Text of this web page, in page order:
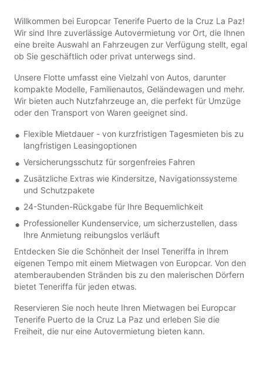
Willkommen bei Europcar Tenerife Puerto de la Cruz La Paz!
Wir sind Ihre zuverlässige Autovermietung vor Ort, die Ihnen
eine breite Auswahl an Fahrzeugen zur Verfügung stellt, egal
ob Sie geschäftlich oder privat unterwegs sind.
Unsere Flotte umfasst eine Vielzahl von Autos, darunter
kompakte Modelle, Familienautos, Geländewagen und mehr.
Wir bieten auch Nutzfahrzeuge an, die perfekt für Umzüge
oder den Transport von Waren geeignet sind.
Flexible Mietdauer - von kurzfristigen Tagesmieten bis zu
langfristigen Leasingoptionen
Versicherungsschutz für sorgenfreies Fahren
Zusätzliche Extras wie Kindersitze, Navigationssysteme
und Schutzpakete
24-Stunden-Rückgabe für Ihre Bequemlichkeit
Professioneller Kundenservice, um sicherzustellen, dass
Ihre Anmietung reibungslos verläuft
Entdecken Sie die Schönheit der Insel Teneriffa in Ihrem
eigenen Tempo mit einem Mietwagen von Europcar. Von den
atemberaubenden Stränden bis zu den malerischen Dörfern
bietet Teneriffa für jeden etwas.
Reservieren Sie noch heute Ihren Mietwagen bei Europcar
Tenerife Puerto de la Cruz La Paz und erleben Sie die
Freiheit, die nur eine Autovermietung bieten kann.